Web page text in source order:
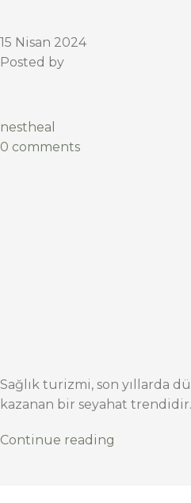
15 Nisan 2024
Posted by
nestheal
0 comments
Sağlık turizmi, son yıllarda
kazanan bir seyahat
Continue reading